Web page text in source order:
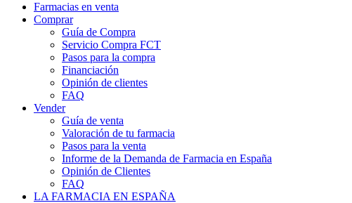
Farmacias en venta
Comprar
Guía de Compra
Servicio Compra FCT
Pasos para la compra
Financiación
Opinión de clientes
FAQ
Vender
Guía de venta
Valoración de tu farmacia
Pasos para la venta
Informe de la Demanda de Farmacia en España
Opinión de Clientes
FAQ
LA FARMACIA EN ESPAÑA